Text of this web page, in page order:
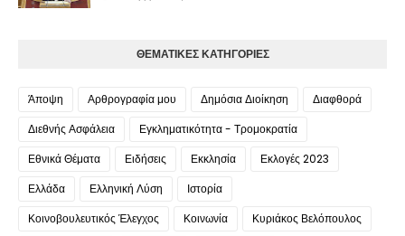
ΘΕΜΑΤΙΚΕΣ ΚΑΤΗΓΟΡΙΕΣ
Άποψη Αρθρογραφία μου Δημόσια Διοίκηση
Διαφθορά
Διεθνής Ασφάλεια
Εγκληματικότητα - Τρομοκρατία
Εθνικά Θέματα
Ειδήσεις Εκκλησία
Εκλογές 2023
Ελλάδα
Ελληνική Λύση
Ιστορία
Κοινοβουλευτικός Έλεγχος
Κοινωνία
Κυριάκος Βελόπουλος